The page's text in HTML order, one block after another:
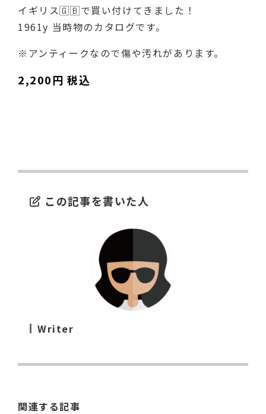
イギリス🇬🇧で買い付けてきました！
1961y 当時物のカタログです。
※アンティークなので傷や汚れがあります。
2,200円 税込
この記事を書いた人
Writer
関連する記事